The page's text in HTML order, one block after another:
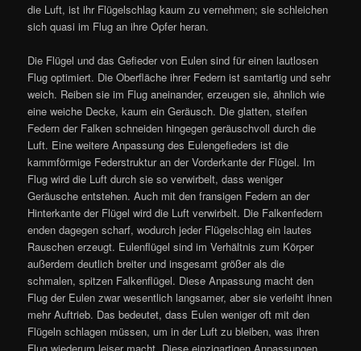
die Luft, ist ihr Flügelschlag kaum zu vernehmen; sie schleichen
sich quasi im Flug an ihre Opfer heran.
Die Flügel und das Gefieder von Eulen sind für einen lautlosen
Flug optimiert. Die Oberfläche ihrer Federn ist samtartig und sehr
weich. Reiben sie im Flug aneinander, erzeugen sie, ähnlich wie
eine weiche Decke, kaum ein Geräusch. Die glatten, steifen
Federn der Falken schneiden hingegen geräuschvoll durch die
Luft. Eine weitere Anpassung des Eulengefieders ist die
kammförmige Federstruktur an der Vorderkante der Flügel. Im
Flug wird die Luft durch sie so verwirbelt, dass weniger
Geräusche entstehen. Auch mit den fransigen Federn an der
Hinterkante der Flügel wird die Luft verwirbelt. Die Falkenfedern
enden dagegen scharf, wodurch jeder Flügelschlag ein lautes
Rauschen erzeugt. Eulenflügel sind im Verhältnis zum Körper
außerdem deutlich breiter und insgesamt größer als die
schmalen, spitzen Falkenflügel. Diese Anpassung macht den
Flug der Eulen zwar wesentlich langsamer, aber sie verleiht ihnen
mehr Auftrieb. Das bedeutet, dass Eulen weniger oft mit den
Flügeln schlagen müssen, um in der Luft zu bleiben, was ihren